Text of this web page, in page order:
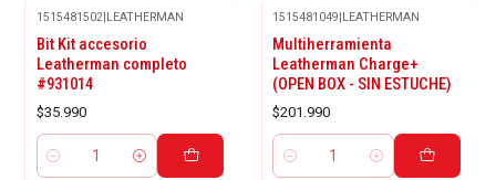
1515481502| LEATHERMAN
Bit Kit accesorio
Leatherman completo
#931014
$35.990
Cantidad
1515481049 LEATHERMAN
Multiherramienta
Leatherman Charge+
(OPEN BOX - SIN ESTUCHE)
$201.990
Cantidad